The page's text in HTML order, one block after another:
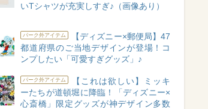
いTシャツが充実しすぎ♪（画像あり）
パーク外アイテム
【ディズニー×郵便局】47
都道府県のご当地デザインが登場！コ
ンプしたい「可愛すぎグッズ」♪
パーク外アイテム
【これは欲しい】ミッキ
ーたちが道頓堀に降臨！「ディズニー×
心斎橋」限定グッズが神デザイン多数